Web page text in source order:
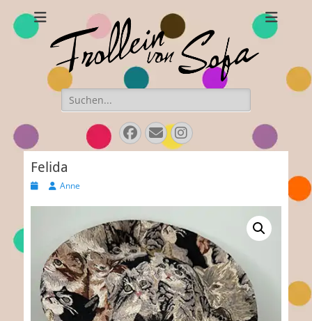
Frollein von Sofa
Handgefertigte Hüte und Accessoires
Suchen
nach:
Facebook
EmailInstagram
Felida
Veröffentlicht
AutorAnne